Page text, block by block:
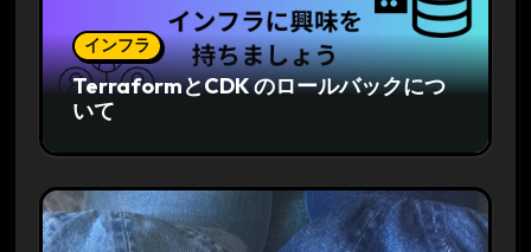
インフラ
TerraformとCDK のロールバックにつ
いて